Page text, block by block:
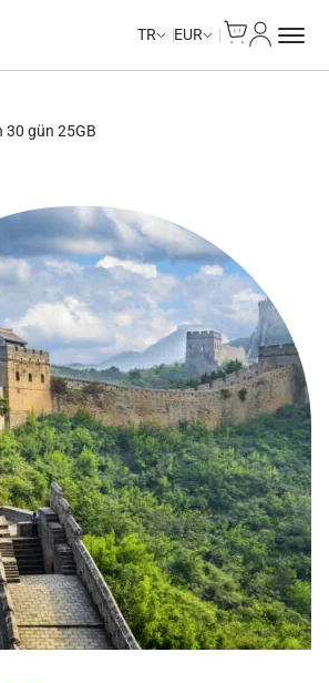
TR EUR
30 gün 25GB